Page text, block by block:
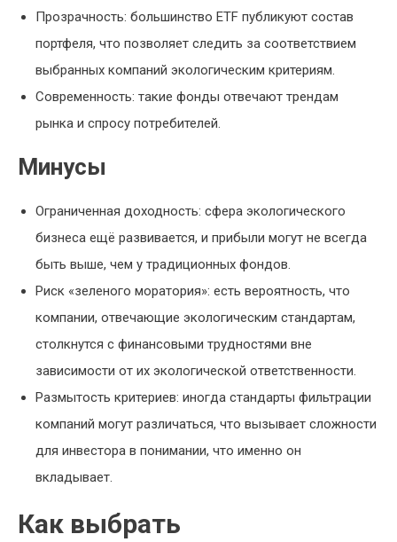
Прозрачность: большинство ETF публикуют состав
портфеля, что позволяет следить за соответствием
выбранных компаний экологическим критериям.
Современность: такие фонды отвечают трендам
рынка и спросу потребителей.
Минусы
Ограниченная доходность: сфера экологического
бизнеса ещё развивается, и прибыли могут не всегда
быть выше, чем у традиционных фондов.
Риск «зеленого моратория»: есть вероятность, что
компании, отвечающие экологическим стандартам,
столкнутся с финансовыми трудностями вне
зависимости от их экологической ответственности.
Размытость критериев: иногда стандарты фильтрации
компаний могут различаться, что вызывает сложности
для инвестора в понимании, что именно он
вкладывает.
Как выбрать